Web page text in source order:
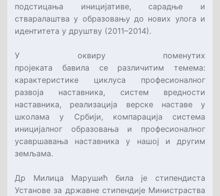
подстицања иницијативе, сарадње и
стваралаштва у образовању до нових улога и
идентитета у друштву (2011–2014).
У оквиру поменутих
пројеката бавила се различитим темема:
карактеристике циклуса професионалног
развоја наставника, систем вредности
наставника, реализација верске наставе у
школама у Србији, компарација система
иницијалног образовања и професионалног
усавршавања наставника у нашој и другим
земљама.
Др Милица Марушић била је стипендиста
Установе за државне стипендије Министраства